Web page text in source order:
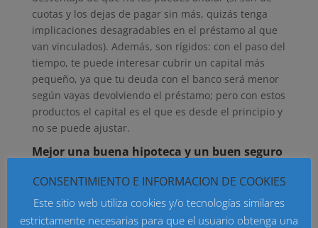
cuotas y los dejas de pagar sin más, quizás tenga
implicaciones desagradables en el préstamo al que
van vinculados). Además, son rígidos: con el paso del
tiempo, te puede interesar cubrir un capital más
pequeño, ya que tu deuda con el banco será menor
según vayas devolviendo el préstamo; pero con estos
productos el capital es el que es desde el principio y
no se puede ajustar.
Mejor una buena hipoteca y un buen seguro
para cubrir la deuda si falleces o quedas
incapacitado (es muy posible que te lo exijan para
prestarte el dinero), elige lo mejor en ambos casos.
CONSENTIMIENTO E INFORMACION DE COOKIES
Este sitio web utiliza cookies y/o tecnologías similares
estrictamente necesarias para que el usuario obtenga una